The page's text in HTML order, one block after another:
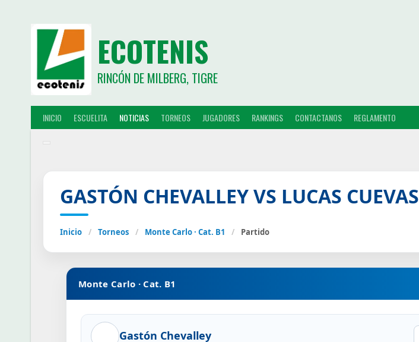
ECOTENIS
RINCÓN DE MILBERG, TIGRE
INICIO ESCUELITA NOTICIAS TORNEOS JUGADORES RANKINGS CONTACTANOS REGLAMENTO
GASTÓN CHEVALLEY VS LUCAS CUEVAS
Inicio / Torneos / Monte Carlo · Cat. B1 / Partido
Monte Carlo · Cat. B1
Gastón Chevalley